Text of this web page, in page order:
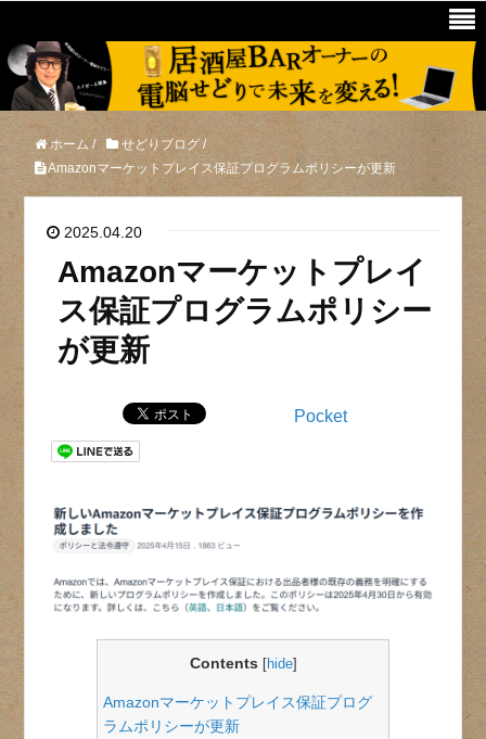
ホーム / せどりブログ/
Amazonマーケットプレイス保証プログラムポリシーが更新
2025.04.20
Amazonマーケットプレイ
ス保証プログラムポリシー
が更新
Pocket
Contents [hide]
Amazonマーケットプレイス保証プログ
ラムポリシーが更新